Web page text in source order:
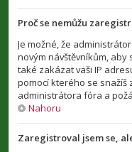
Proč se nemůžu
Je možné, že
novým návštěvníkům,
také zakázat vaši IP
pomocí kterého se snažíš
administrátora fóra a
Nahoru
Zaregistroval jsem se,